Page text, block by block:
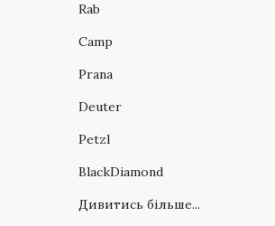
Rab
Camp
Prana
Deuter
Petzl
BlackDiamond
Дивитись більше...